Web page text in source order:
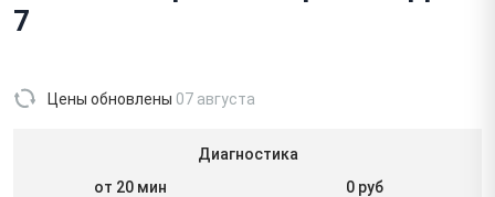
7
Цены обновлены 07 августа
Диагностика
от 20 мин
0 руб